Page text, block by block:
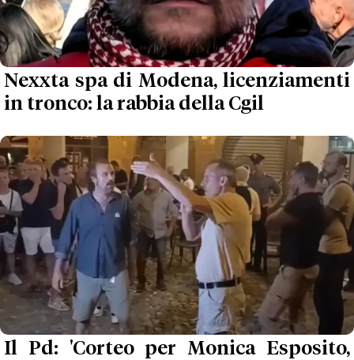
Nexxta spa di Modena, licenziamenti
in tronco: la rabbia della Cgil
Il Pd: 'Corteo per Monica Esposito,